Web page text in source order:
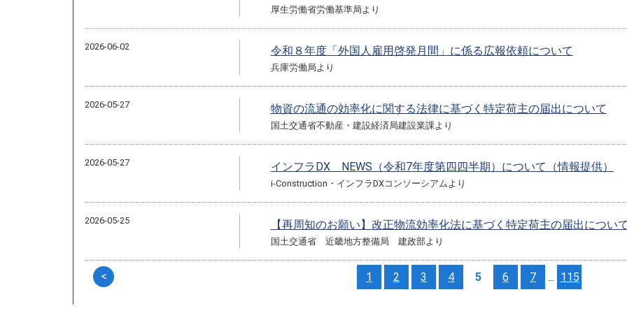
厚生労働省労働基準局より
2026-06-02 令和８年度「外国人雇用啓発月間」に係る広報依頼について
兵庫労働局より
2026-05-27 物資の流通の効率化に関する法律に基づく特定荷主の届出について
国土交通省不動産・建設経済局建設業課より
2026-05-27 インフラDX NEWS（令和7年度第四四半期）について（情報提供）
i-Construction・インフラDXコンソーシアムより
2026-05-25 【再周知のお願い】改正物流効率化法に基づく特定荷主の届出につい
国土交通省 近畿地方整備局 建政部より
< 1 2 3 4 5 6 7 ... 115